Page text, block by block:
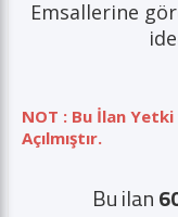
Emsallerine
NOT : Bu İlan
Açılmıştır.
Bu ilan